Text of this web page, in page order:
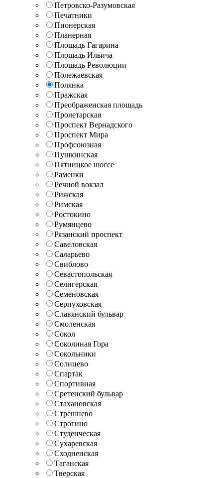
Петровско-Разумовская
Печатники
Пионерская
Планерная
Площадь Гагарина
Площадь Ильича
Площадь Революции
Полежаевская
Полянка
Пражская
Преображенская площадь
Пролетарская
Проспект Вернадского
Проспект Мира
Профсоюзная
Пушкинская
Пятницкое шоссе
Раменки
Речной вокзал
Рижская
Римская
Ростокино
Румянцево
Рязанский проспект
Савеловская
Саларьево
Свиблово
Севастопольская
Селигерская
Семеновская
Серпуховская
Славянский бульвар
Смоленская
Сокол
Соколиная Гора
Сокольники
Солнцево
Спартак
Спортивная
Сретенский бульвар
Стахановская
Стрешнево
Строгино
Студенческая
Сухаревская
Сходненская
Таганская
Тверская